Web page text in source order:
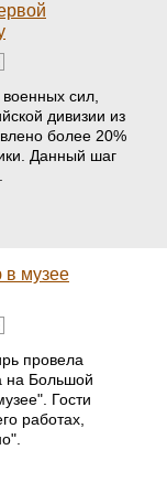
сил,
дивизии из
более 20%
Данный шаг
в музее
провела
на Большой
Гости
работах,